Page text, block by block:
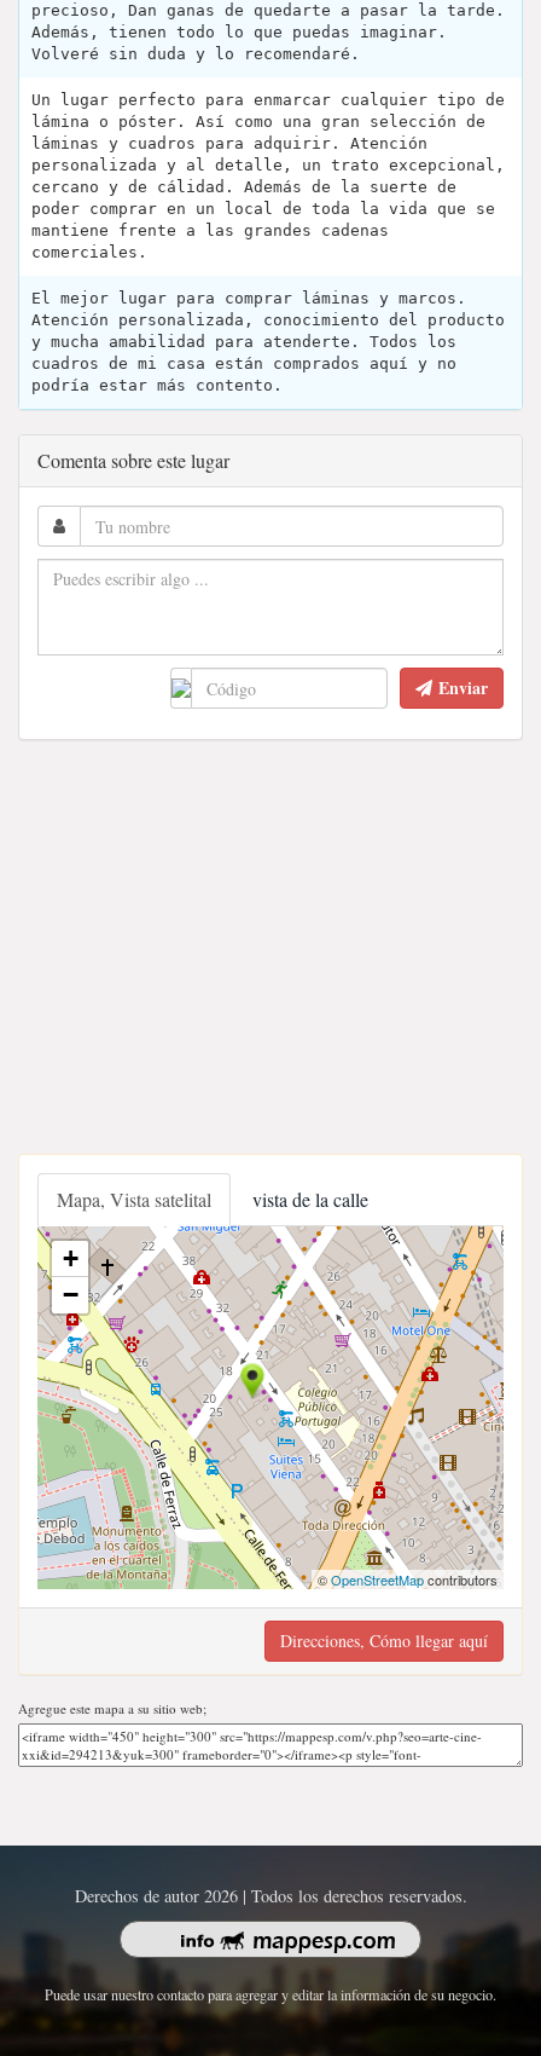
precioso, Dan ganas de quedarte a pasar la tarde.
Además, tienen todo lo que puedas imaginar.
Volveré sin duda y lo recomendaré.
Un lugar perfecto para enmarcar cualquier tipo de
lámina o póster. Así como una gran selección de
láminas y cuadros para adquirir. Atención
personalizada y al detalle, un trato excepcional,
cercano y de cálidad. Además de la suerte de
poder comprar en un local de toda la vida que se
mantiene frente a las grandes cadenas
comerciales.
El mejor lugar para comprar láminas y marcos.
Atención personalizada, conocimiento del producto
y mucha amabilidad para atenderte. Todos los
cuadros de mi casa están comprados aquí y no
podría estar más contento.
Comenta sobre este lugar
Enviar
Mapa, Vista satelital vista de la calle
+
−
©OpenStreetMapcontributors
Direcciones, Cómo llegar aquí
Agregue este mapa a su sitio web;
Derechos de autor 2026 | Todos los derechos reservados.
Puede usar nuestro contacto para agregar y editar la información de su negocio.